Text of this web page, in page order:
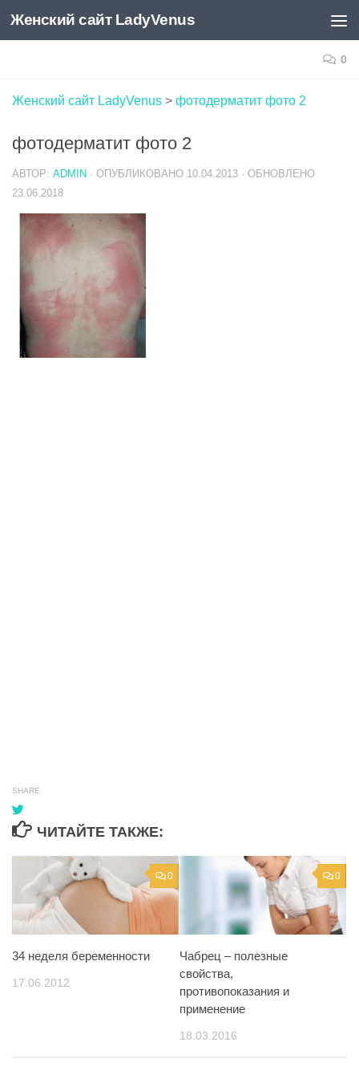
Skip to content
Женский сайт LadyVenus
0
Женский сайт LadyVenus > фотодерматит фото 2
фотодерматит фото 2
АВТОР: ADMIN · ОПУБЛИКОВАНО 10.04.2013 · ОБНОВЛЕНО
23.06.2018
SHARE
ЧИТАЙТЕ ТАКЖЕ:
0
34 неделя беременности
17.06.2012
0
Чабрец – полезные
свойства,
противопоказания и
применение
18.03.2016